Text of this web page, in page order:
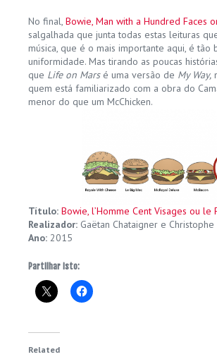
No final, Bowie, Man with a Hundred Faces
salgalhada que junta todas estas leituras
música, que é o mais importante aqui, é
uniformidade. Mas tirando as poucas
que Life on Mars é uma versão de My Way,
quem está familiarizado com a obra do
menor do que um McChicken.
Título: Bowie, l’Homme Cent Visages ou le
Realizador: Gaëtan Chataigner e Christophe
Ano: 2015
Partilhar isto:
Related